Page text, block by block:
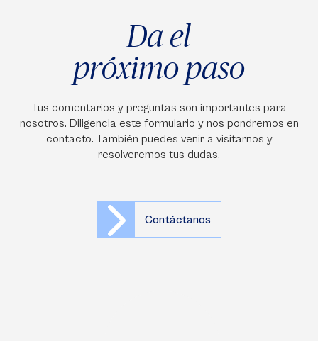
Da el
próximo paso
Tus comentarios y preguntas son importantes para
nosotros. Diligencia este formulario y nos pondremos en
contacto. También puedes venir a visitarnos y
resolveremos tus dudas.
Contáctanos